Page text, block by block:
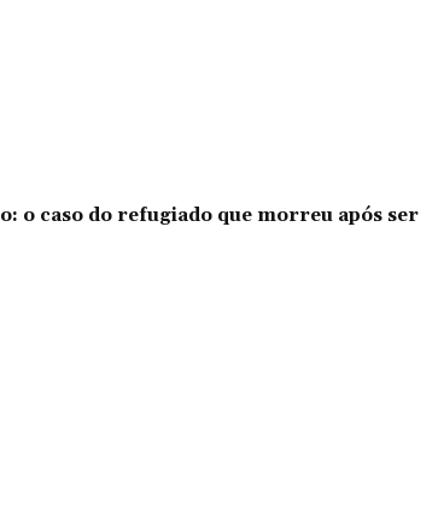
o caso do refugiado que morreu após ser